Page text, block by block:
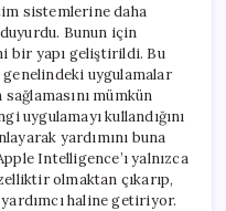
sistemlerine daha
Bunun için
bir yapı geliştirildi. Bu
genelindeki uygulamalar
mümkün
uygulamayı kullandığını
yardımını buna
Intelligence’ı yalnızca
olmaktan çıkarıp,
haline getiriyor.